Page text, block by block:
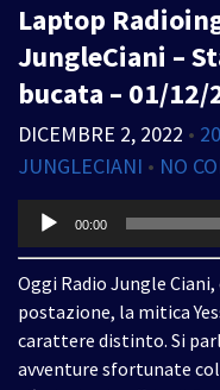
Laptop
JungleCiani –
bucata – 01/12/
DICEMBRE 2, 2022 •
JUNGLECIANI • NO
Audio
Player
00:00
Oggi Radio Jungle
postazione, la mitica
carattere distinto. Si
avventure sfortunate col